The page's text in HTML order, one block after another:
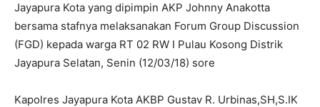
Jayapura Kota yang dipimpin AKP Johnny Anakotta
bersama stafnya melaksanakan Forum Group Discussion
(FGD) kepada warga RT 02 RW I Pulau Kosong Distrik
Jayapura Selatan, Senin (12/03/18) sore
Kapolres Jayapura Kota AKBP Gustav R. Urbinas,SH,S.IK